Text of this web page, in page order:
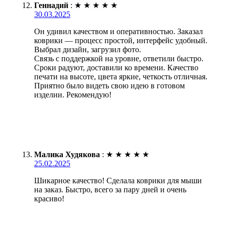
Геннадий : ★ ★ ★ ★ ★
30.03.2025
Он удивил качеством и оперативностью. Заказал
коврики — процесс простой, интерфейс удобный.
Выбрал дизайн, загрузил фото.
Связь с поддержкой на уровне, ответили быстро.
Сроки радуют, доставили ко времени. Качество
печати на высоте, цвета яркие, четкость отличная.
Приятно было видеть свою идею в готовом
изделии. Рекомендую!
Малика Худякова : ★ ★ ★ ★ ★
25.02.2025
Шикарное качество! Сделала коврики для мыши
на заказ. Быстро, всего за пару дней и очень
красиво!